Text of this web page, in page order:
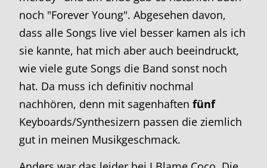
noch "Forever Young". Abgesehen davon,
dass alle Songs live viel besser kamen als ich
sie kannte, hat mich aber auch beeindruckt,
wie viele gute Songs die Band sonst noch
hat. Da muss ich definitiv nochmal
nachhören, denn mit sagenhaften fünf
Keyboards/Synthesizern passen die ziemlich
gut in meinen Musikgeschmack.